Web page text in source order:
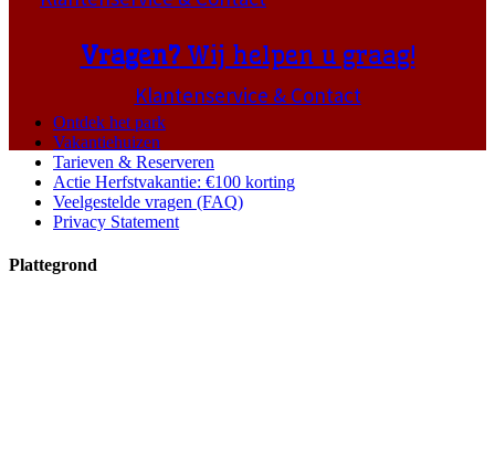
Vragen?Wij helpen u graag!
Klantenservice & Contact
Ontdek het park
Vakantiehuizen
Tarieven & Reserveren
Actie Herfstvakantie: €100 korting
Veelgestelde vragen (FAQ)
Privacy Statement
Plattegrond